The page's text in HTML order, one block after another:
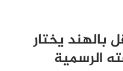
بالهند يختار
الرسمية